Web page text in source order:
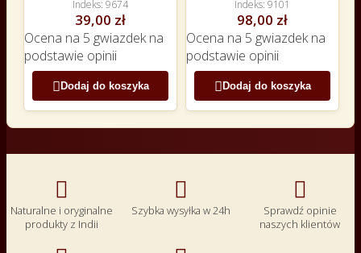
Indeks 9674
39,00 zł
Ocena na 5 gwiazdek na
podstawie opinii
 Dodaj do koszyka
Indeks 9101
98,00 zł
Ocena na 5 gwiazdek na
podstawie opinii
 Dodaj do koszyka

Naturalne i oryginalne
produkty z Indii

Szybka wysyłka w 24h

Sprawdź opinie
naszych klientów